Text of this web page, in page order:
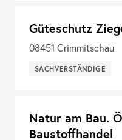
Güteschutz
08451 Crimmitschau
SACHVERSTÄNDIGE
Natur am Bau.
Baustoffhandel